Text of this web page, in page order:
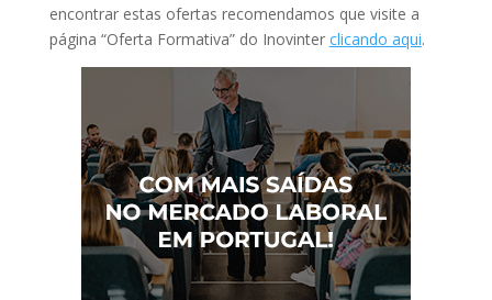
encontrar estas ofertas recomendamos que visite a
página “Oferta Formativa” do Inovinter clicando aqui.